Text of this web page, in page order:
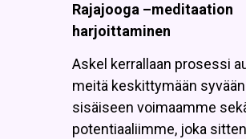
Rajajooga –meditaation
harjoittaminen
Askel kerrallaan prosessi
meitä keskittymään syvään
sisäiseen voimaamme
potentiaaliimme, joka